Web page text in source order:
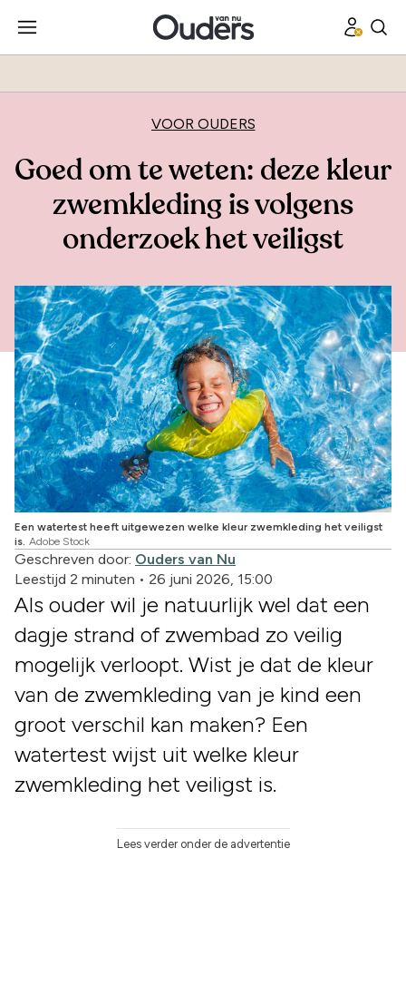
VOOR OUDERS
Goed om te weten: deze kleur
zwemkleding is volgens
onderzoek het veiligst
Een watertest heeft uitgewezen welke kleur zwemkleding het veiligst
is. Adobe Stock
Geschreven door: Ouders van Nu
Leestijd 2 minuten • 26 juni 2026, 15:00
Als ouder wil je natuurlijk wel dat een
dagje strand of zwembad zo veilig
mogelijk verloopt. Wist je dat de kleur
van de zwemkleding van je kind een
groot verschil kan maken? Een
watertest wijst uit welke kleur
zwemkleding het veiligst is.
Lees verder onder de advertentie